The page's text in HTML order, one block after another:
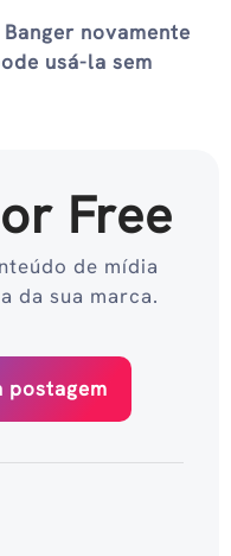
novamente
usá-la sem
Free
de mídia
da sua marca.
postagem